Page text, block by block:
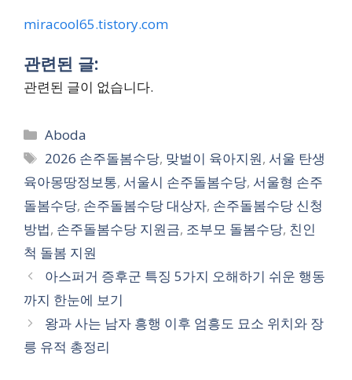
miracool65.tistory.com
관련된 글:
관련된 글이 없습니다.
Categories
Aboda
Tags
2026 손주돌봄수당, 맞벌이 육아지원, 서울 탄생
육아몽땅정보통, 서울시 손주돌봄수당, 서울형 손주
돌봄수당, 손주돌봄수당 대상자, 손주돌봄수당 신청
방법, 손주돌봄수당 지원금, 조부모 돌봄수당, 친인
척 돌봄 지원
아스퍼거 증후군 특징 5가지 오해하기 쉬운 행동
까지 한눈에 보기
왕과 사는 남자 흥행 이후 엄흥도 묘소 위치와 장
릉 유적 총정리